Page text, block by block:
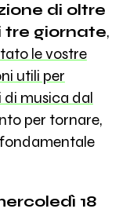
di oltre
tre giornate,
le vostre
utili per
di musica dal
per tornare,
18